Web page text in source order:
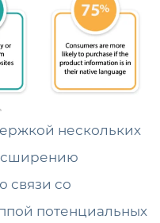
нескольких
связи со
потенциальных